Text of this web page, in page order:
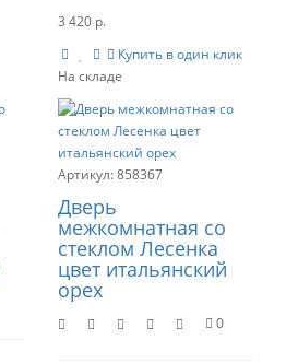
3 420 р.
Купить в один клик
858367
Дверь
межкомнатная со
стеклом Лесенка
цвет итальянский
орех
0